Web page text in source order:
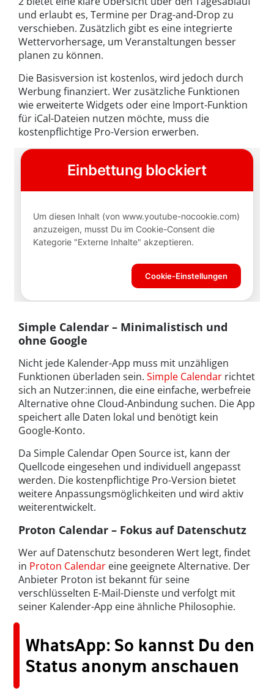
und erlaubt es, Termine per Drag-and-Drop zu
verschieben. Zusätzlich gibt es eine integrierte
Wettervorhersage, um Veranstaltungen besser
planen zu können.
Die Basisversion ist kostenlos, wird jedoch durch
Werbung finanziert. Wer zusätzliche Funktionen
wie erweiterte Widgets oder eine Import-Funktion
für iCal-Dateien nutzen möchte, muss die
kostenpflichtige Pro-Version erwerben.
Simple Calendar – Minimalistisch und
ohne Google
Nicht jede Kalender-App muss mit unzähligen
Funktionen überladen sein. Simple Calendar richtet
sich an Nutzer:innen, die eine einfache, werbefreie
Alternative ohne Cloud-Anbindung suchen. Die App
speichert alle Daten lokal und benötigt kein
Google-Konto.
Da Simple Calendar Open Source ist, kann der
Quellcode eingesehen und individuell angepasst
werden. Die kostenpflichtige Pro-Version bietet
weitere Anpassungsmöglichkeiten und wird aktiv
weiterentwickelt.
Proton Calendar – Fokus auf Datenschutz
Wer auf Datenschutz besonderen Wert legt, findet
in Proton Calendar eine geeignete Alternative. Der
Anbieter Proton ist bekannt für seine
verschlüsselten E-Mail-Dienste und verfolgt mit
seiner Kalender-App eine ähnliche Philosophie.
WhatsApp: So kannst Du den
Status anonym anschauen